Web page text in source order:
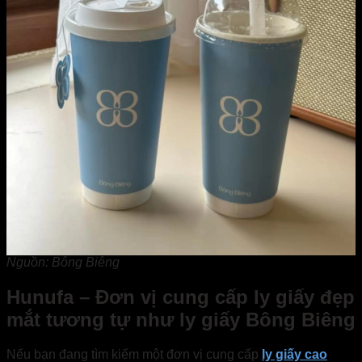
Nguồn: Bông Biêng
Hunufa – Đơn vị cung cấp ly giấy đẹp
mắt tương tự như ly giấy Bông Biêng
Nếu bạn đang tìm kiếm một đơn vị cung cấp ly giấy cao